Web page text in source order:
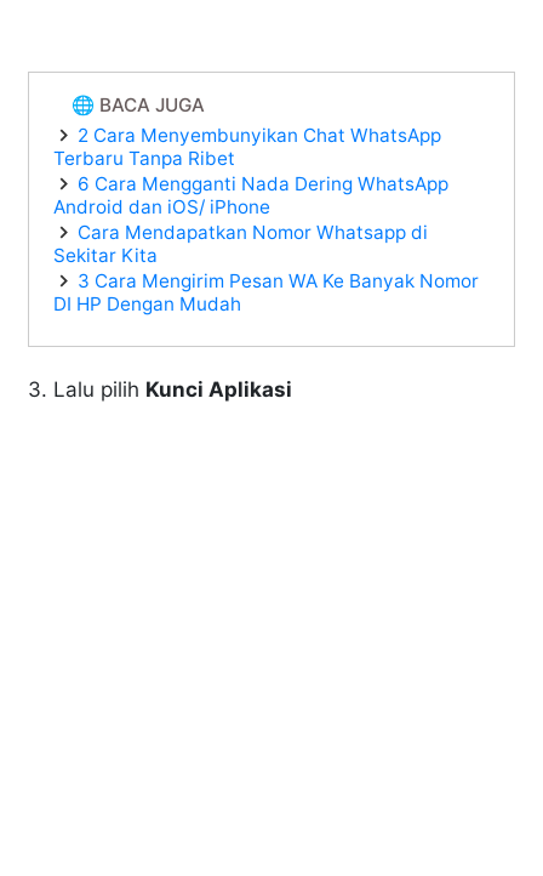
🌐 BACA JUGA
2 Cara Menyembunyikan Chat WhatsApp
Terbaru Tanpa Ribet
6 Cara Mengganti Nada Dering WhatsApp
Android dan iOS/ iPhone
Cara Mendapatkan Nomor Whatsapp di
Sekitar Kita
3 Cara Mengirim Pesan WA Ke Banyak Nomor
DI HP Dengan Mudah
3. Lalu pilih Kunci Aplikasi